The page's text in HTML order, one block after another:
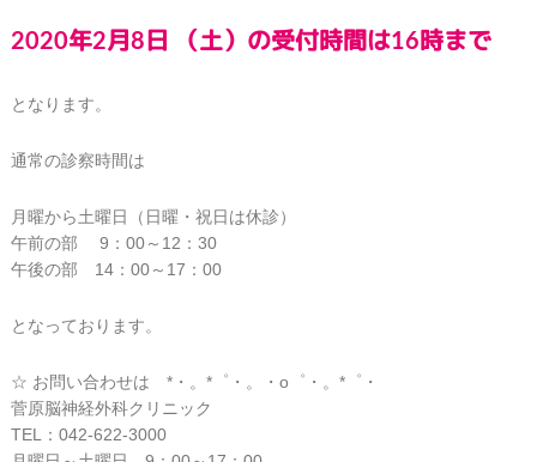
2020年2月8日 （土）の受付時間は16時まで
となります。
通常の診察時間は
月曜から土曜日（日曜・祝日は休診）
午前の部 9：00～12：30
午後の部 14：00～17：00
となっております。
☆ お問い合わせは *・。*゜・。・o゜・。*゜・
菅原脳神経外科クリニック
TEL：042-622-3000